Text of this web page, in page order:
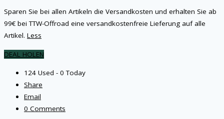
Sparen Sie bei allen Artikeln die Versandkosten und erhalten Sie ab
99€ bei TTW-Offroad eine versandkostenfreie Lieferung auf alle
Artikel. Less
DEAL HOLEN
124 Used - 0 Today
Share
Email
0 Comments